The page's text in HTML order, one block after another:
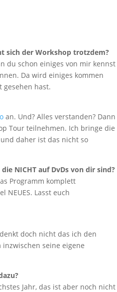
sich der Workshop trotzdem?
du schon einiges von mir kennst
Da wird einiges kommen
gesehen hast.
an. Und? Alles verstanden? Dann
Tour teilnehmen. Ich bringe die
daher ist das nicht so
NICHT auf DvDs von dir sind?
Programm komplett
NEUES. Lasst euch
doch nicht das ich den
inzwischen seine eigene
Jahr, das ist aber noch nicht